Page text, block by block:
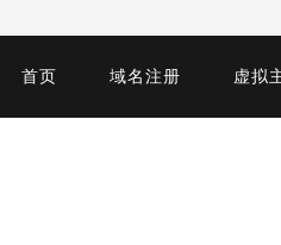
首页 域名注册 虚拟